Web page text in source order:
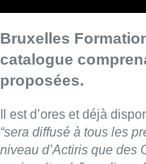
►VOIR AUSSI | Un
femmes ouvrira au
78% des places dans
plutôt que de
veut dire qu’on apprend
complet, pour les